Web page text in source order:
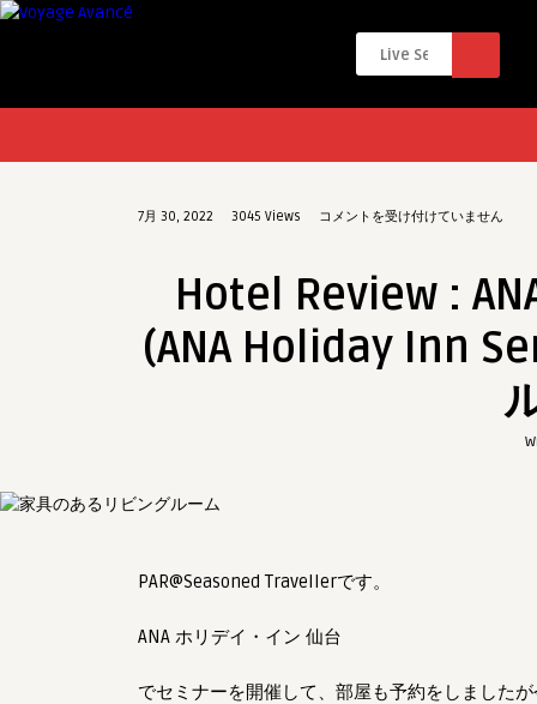
7月 30, 2022 3045 Views
Hotel
ANA
リ
Inn
ジ
コメントを受け付けていません
Hotel Review :
(ANA Holiday Inn
PAR@Seasoned Travellerです。
ANA ホリデイ・イン 仙台
でセミナーを開催して、部屋も予約をしました